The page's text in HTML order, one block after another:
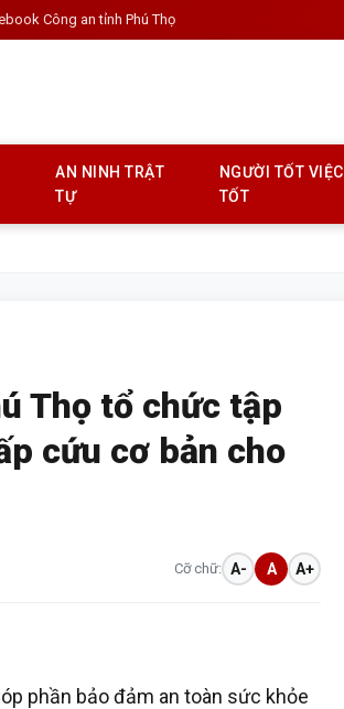
Công an tỉnh Phú Thọ
AN NINH TRẬT
TỰ
NGƯỜI TỐT VIỆC
TỐT
Thọ tổ chức tập
cứu cơ bản cho
Cỡ chữ: A- A A+
phần bảo đảm an toàn sức khỏe